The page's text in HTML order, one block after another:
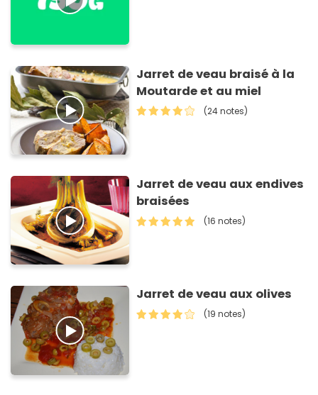
Jarret de veau braisé à la
Moutarde et au miel
(24 notes)
Jarret de veau aux endives
braisées
(16 notes)
Jarret de veau aux olives
(19 notes)